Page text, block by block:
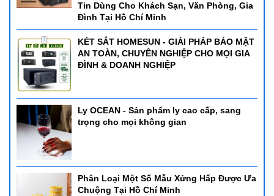
Tin Dùng Cho Khách Sạn, Văn Phòng, Gia
Đình Tại Hồ Chí Minh
KÉT SẮT HOMESUN - GIẢI PHÁP BẢO MẬT
AN TOÀN, CHUYÊN NGHIỆP CHO MỌI GIA
ĐÌNH & DOANH NGHIỆP
Ly OCEAN - Sản phẩm ly cao cấp, sang
trọng cho mọi không gian
Phân Loại Một Số Mẫu Xửng Hấp Được Ưa
Chuộng Tại Hồ Chí Minh